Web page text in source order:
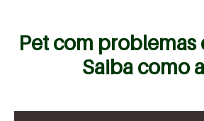
Pet com problemas
Saiba como